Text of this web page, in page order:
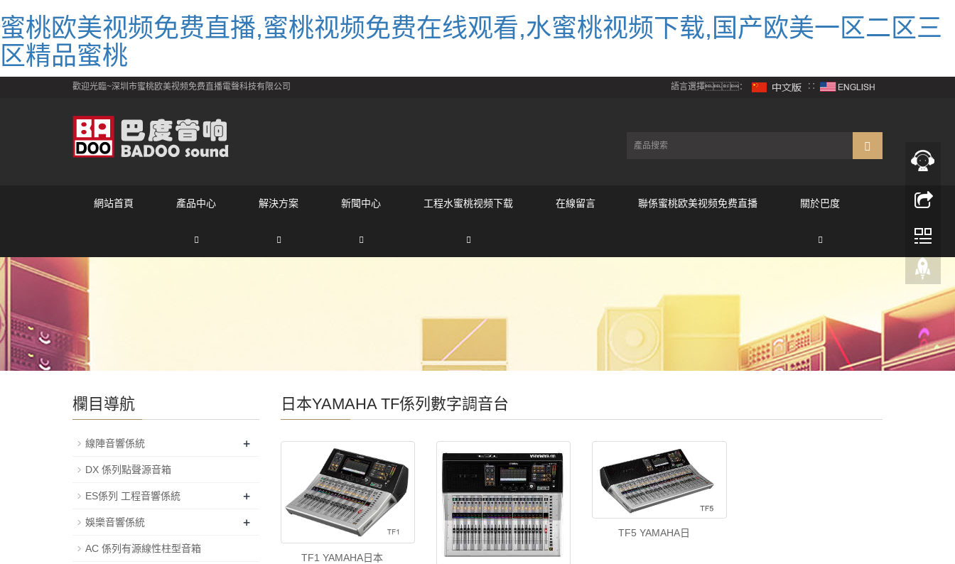
蜜桃欧美视频免费直播,蜜桃视频免费在线观看,水蜜桃视频下载,国产欧美一区二区三
区精品蜜桃
歡迎光臨~深圳市蜜桃欧美视频免费直播電聲科技有限公司 語言選擇： ∷
網站首頁 產品中心 解決方案 新聞中心 工程水蜜桃视频下载 在線留言 聯係蜜桃欧美视频免费直播 關於巴度
日本YAMAHA TF係列數字調音台
TF1 YAMAHA日本
TF5 YAMAHA日
欄目導航
線陣音響係統 +
DX 係列點聲源音箱
ES係列 工程音響係統 +
娛樂音響係統 +
AC 係列有源線性柱型音箱